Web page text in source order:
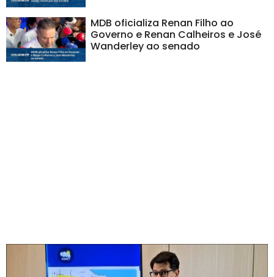
MDB oficializa Renan Filho ao
Governo e Renan Calheiros e José
Wanderley ao senado